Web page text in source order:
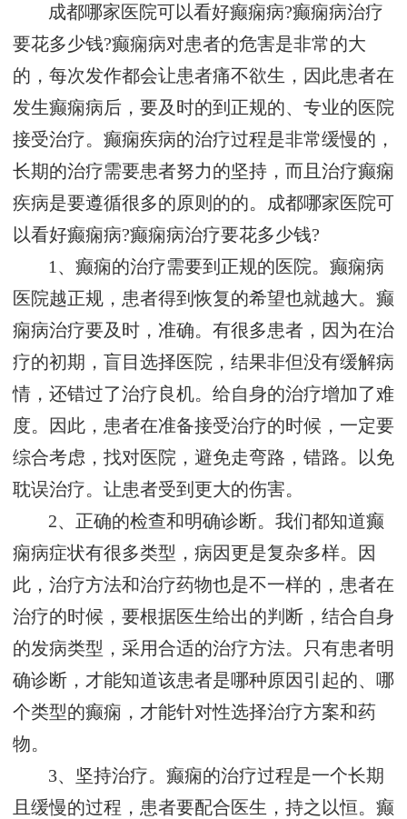
成都哪家医院可以看好癫痫病?癫痫病治疗
要花多少钱?癫痫病对患者的危害是非常的大
的，每次发作都会让患者痛不欲生，因此患者在
发生癫痫病后，要及时的到正规的、专业的医院
接受治疗。癫痫疾病的治疗过程是非常缓慢的，
长期的治疗需要患者努力的坚持，而且治疗癫痫
疾病是要遵循很多的原则的的。成都哪家医院可
以看好癫痫病?癫痫病治疗要花多少钱?
1、癫痫的治疗需要到正规的医院。癫痫病
医院越正规，患者得到恢复的希望也就越大。癫
痫病治疗要及时，准确。有很多患者，因为在治
疗的初期，盲目选择医院，结果非但没有缓解病
情，还错过了治疗良机。给自身的治疗增加了难
度。因此，患者在准备接受治疗的时候，一定要
综合考虑，找对医院，避免走弯路，错路。以免
耽误治疗。让患者受到更大的伤害。
2、正确的检查和明确诊断。我们都知道癫
痫病症状有很多类型，病因更是复杂多样。因
此，治疗方法和治疗药物也是不一样的，患者在
治疗的时候，要根据医生给出的判断，结合自身
的发病类型，采用合适的治疗方法。只有患者明
确诊断，才能知道该患者是哪种原因引起的、哪
个类型的癫痫，才能针对性选择治疗方案和药
物。
3、坚持治疗。癫痫的治疗过程是一个长期
且缓慢的过程，患者要配合医生，持之以恒。癫